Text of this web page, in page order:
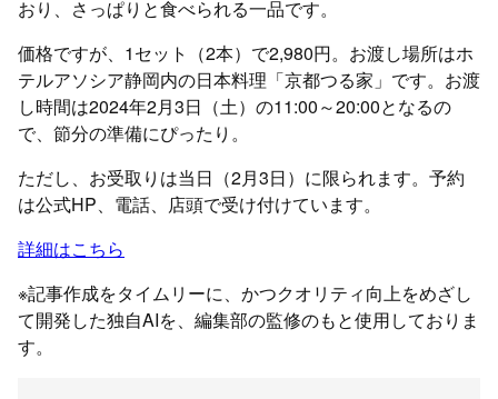
おり、さっぱりと食べられる一品です。
価格ですが、1セット（2本）で2,980円。お渡し場所はホ
テルアソシア静岡内の日本料理「京都つる家」です。お渡
し時間は2024年2月3日（土）の11:00～20:00となるの
で、節分の準備にぴったり。
ただし、お受取りは当日（2月3日）に限られます。予約
は公式HP、電話、店頭で受け付けています。
詳細はこちら
※記事作成をタイムリーに、かつクオリティ向上をめざし
て開発した独自AIを、編集部の監修のもと使用しておりま
す。